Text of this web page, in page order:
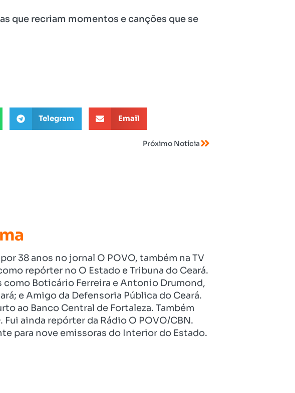
que recriam momentos e canções que se
Telegram Email
Próximo Notícia
38 anos no jornal O POVO, também na TV
repórter no O Estado e Tribuna do Ceará.
como Boticário Ferreira e Antonio Drumond,
e Amigo da Defensoria Pública do Ceará.
ao Banco Central de Fortaleza. Também
ainda repórter da Rádio O POVO/CBN.
para nove emissoras do Interior do Estado.